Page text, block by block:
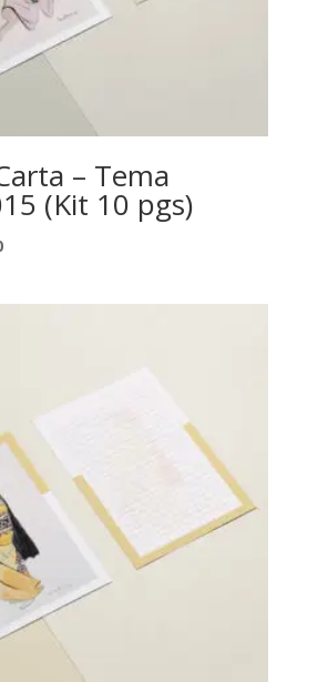
– Tema
(Kit 10 pgs)
O